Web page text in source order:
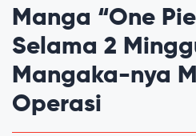
Manga “One
Selama 2
Mangaka-nya
Operasi